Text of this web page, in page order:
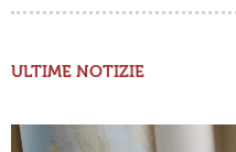
ULTIME NOTIZIE